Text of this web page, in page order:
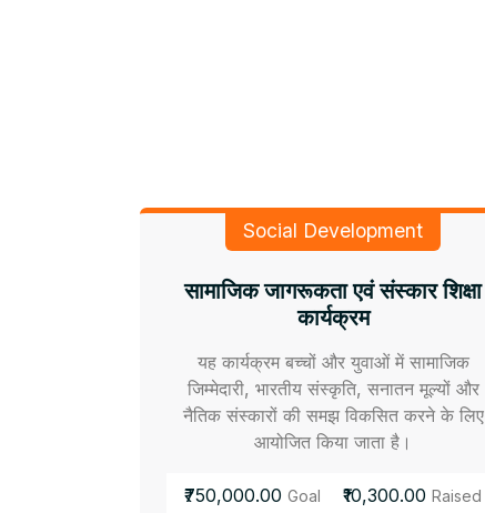
Social Development
सामाजिक जागरूकता एवं संस्कार शिक्षा
कार्यक्रम
यह कार्यक्रम बच्चों और युवाओं में सामाजिक
जिम्मेदारी, भारतीय संस्कृति, सनातन मूल्यों और
नैतिक संस्कारों की समझ विकसित करने के लिए
आयोजित किया जाता है।
₹750,000.00Goal ₹10,300.00 Raised